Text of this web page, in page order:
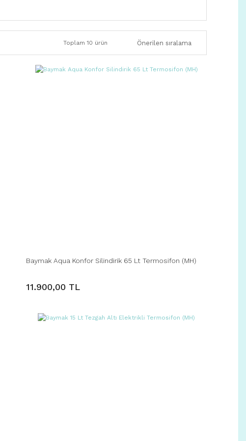
Toplam 10 ürün
Baymak Aqua Konfor Silindirik 65 Lt Termosifon (MH)
11.900,00 TL